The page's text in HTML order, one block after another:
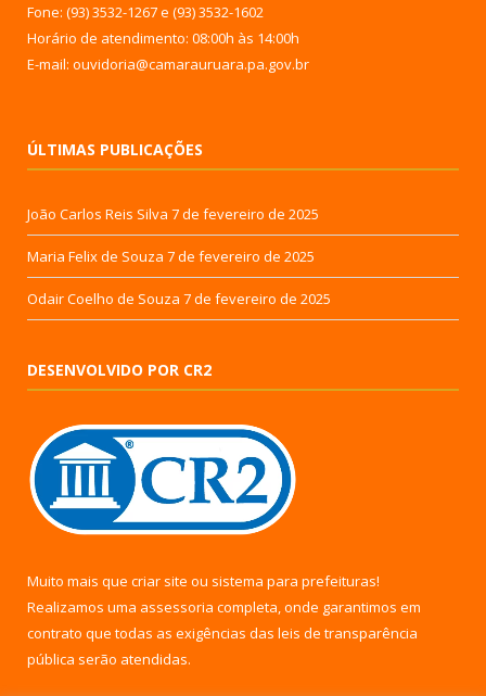
Fone: (93) 3532-1267 e (93) 3532-1602
Horário de atendimento: 08:00h às 14:00h
E-mail: ouvidoria@camarauruara.pa.gov.br
ÚLTIMAS PUBLICAÇÕES
João Carlos Reis Silva 7 de fevereiro de 2025
Maria Felix de Souza 7 de fevereiro de 2025
Odair Coelho de Souza 7 de fevereiro de 2025
DESENVOLVIDO POR CR2
Muito mais que criar site ou sistema para prefeituras!
Realizamos uma assessoria completa, onde garantimos em
contrato que todas as exigências das leis de transparência
pública serão atendidas.